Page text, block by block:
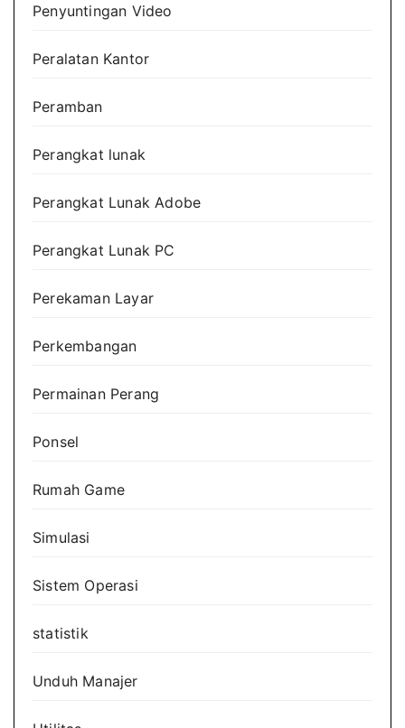
Penyuntingan Video
Peralatan Kantor
Peramban
Perangkat lunak
Perangkat Lunak Adobe
Perangkat Lunak PC
Perekaman Layar
Perkembangan
Permainan Perang
Ponsel
Rumah Game
Simulasi
Sistem Operasi
statistik
Unduh Manajer